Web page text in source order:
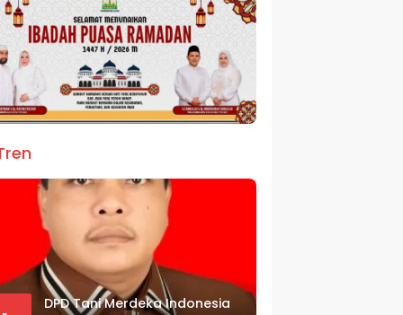
DPD Tani Merdeka Indonesia